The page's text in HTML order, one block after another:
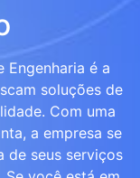
Engenharia é a
soluções de
Com uma
a empresa se
de seus serviços